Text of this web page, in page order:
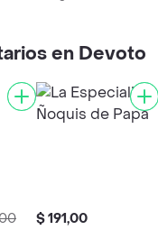
en Devoto
$ 191,00